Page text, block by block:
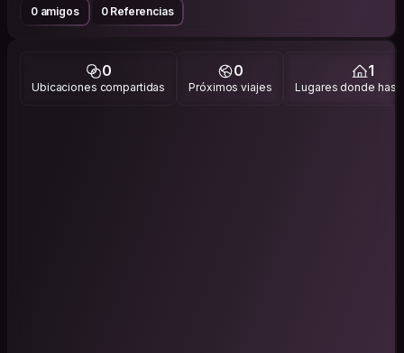
0 amigos 0 Referencias
0
Ubicaciones compartidas
0
Próximos viajes
1
Lugares donde has